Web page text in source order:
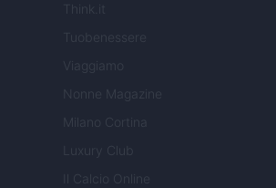
Think.it
Tuobenessere
Viaggiamo
Nonne Magazine
Milano Cortina
Luxury Club
Il Calcio Online